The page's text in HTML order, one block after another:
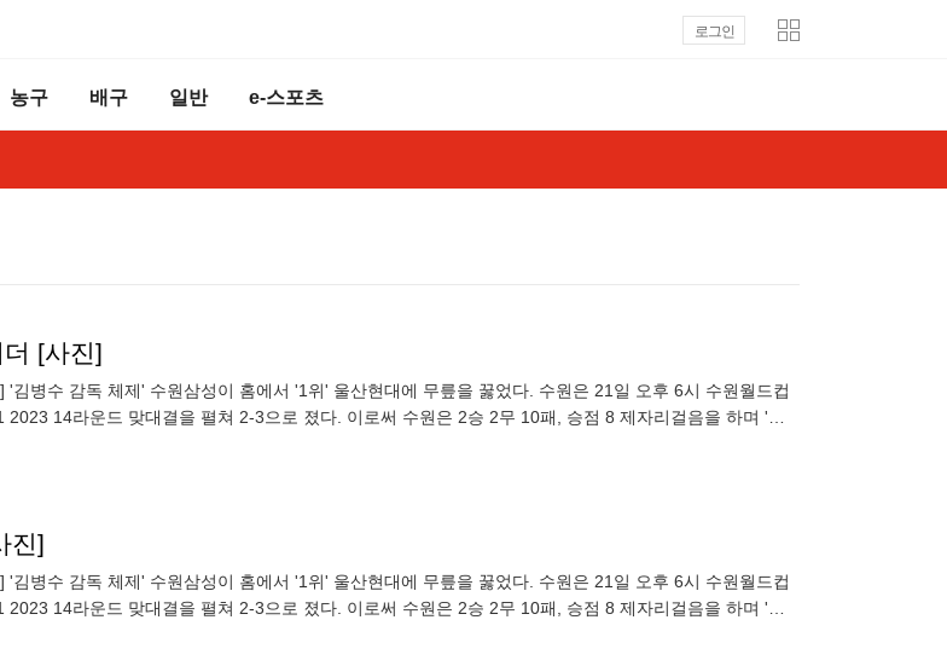
로그인
농구 배구 일반 e-스포츠
[사진]
'김병수 감독 체제' 수원삼성이 홈에서 '1위' 울산현대에 무릎을 꿇었다. 수원은 21일 오후 6시 수원월드컵
2023 14라운드 맞대결을 펼쳐 2-3으로 졌다. 이로써 수원은 2승 2무 10패, 승점 8 제자리걸음을 하며 '최
진]
'김병수 감독 체제' 수원삼성이 홈에서 '1위' 울산현대에 무릎을 꿇었다. 수원은 21일 오후 6시 수원월드컵
2023 14라운드 맞대결을 펼쳐 2-3으로 졌다. 이로써 수원은 2승 2무 10패, 승점 8 제자리걸음을 하며 '최